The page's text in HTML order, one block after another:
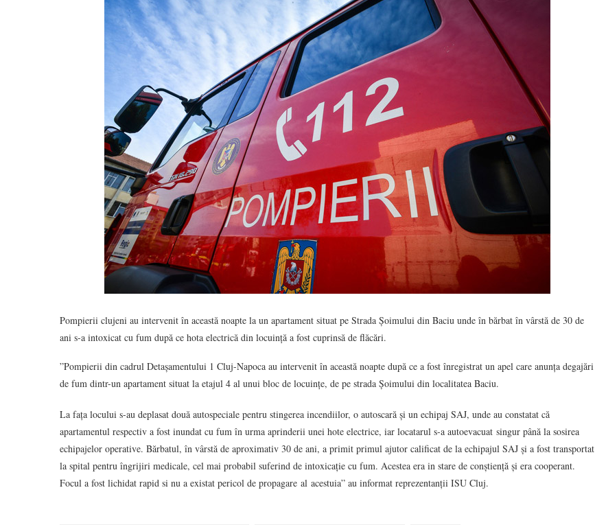
Pompierii clujeni au intervenit în această noapte la un apartament situat pe Strada Șoimului din Baciu unde în bărbat în vârstă de 30 de
ani s-a intoxicat cu fum după ce hota electrică din locuință a fost cuprinsă de flăcări.
”Pompierii din cadrul Detașamentului 1 Cluj-Napoca au intervenit în această noapte după ce a fost înregistrat un apel care anunța degajări
de fum dintr-un apartament situat la etajul 4 al unui bloc de locuințe, de pe strada Șoimului din localitatea Baciu.
La fața locului s-au deplasat două autospeciale pentru stingerea incendiilor, o autoscară și un echipaj SAJ, unde au constatat că
apartamentul respectiv a fost inundat cu fum în urma aprinderii unei hote electrice, iar locatarul s-a autoevacuat singur până la sosirea
echipajelor operative. Bărbatul, în vârstă de aproximativ 30 de ani, a primit primul ajutor calificat de la echipajul SAJ și a fost transportat
la spital pentru îngrijiri medicale, cel mai probabil suferind de intoxicație cu fum. Acestea era in stare de conștiență și era cooperant.
Focul a fost lichidat rapid si nu a existat pericol de propagare al acestuia” au informat reprezentanții ISU Cluj.